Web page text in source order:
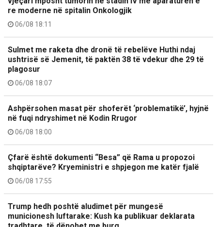
re moderne në spitalin Onkologjik
06/08 18:11
Sulmet me raketa dhe dronë të rebelëve Huthi ndaj
ushtrisë së Jemenit, të paktën 38 të vdekur dhe 29 të
plagosur
06/08 18:07
Ashpërsohen masat për shoferët ‘problematikë’, hyjnë
në fuqi ndryshimet në Kodin Rrugor
06/08 18:00
Çfarë është dokumenti “Besa” që Rama u propozoi
shqiptarëve? Kryeministri e shpjegon me katër fjalë
06/08 17:55
Trump hedh poshtë aludimet për mungesë
municionesh luftarake: Kush ka publikuar deklarata